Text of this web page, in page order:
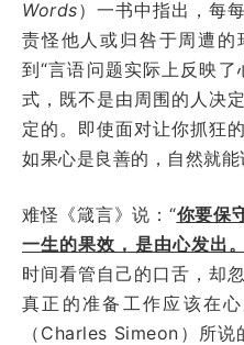
Words）一书中指出，每
责怪他人或归咎于周遭
到“言语问题实际上反映
式，既不是由周围的人决
定的。即使面对让你抓狂
如果心是良善的，自然就能
难怪《箴言》说：“你要保
一生的果效，是由心发出
时间看管自己的口舌，却
真正的准备工作应该在
（Charles Simeon）所